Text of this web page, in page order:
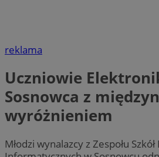
reklama
Uczniowie
Sosnowca z
wyróżnieniem
Młodzi wynalazcy z Zespołu